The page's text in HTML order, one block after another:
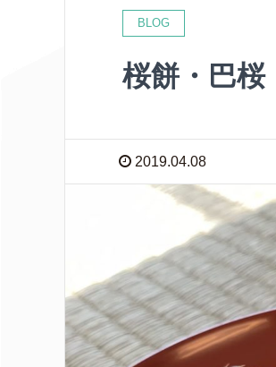
BLOG
桜餅・巴桜
2019.04.08